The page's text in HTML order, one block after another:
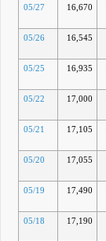
05/27 16,670
05/26
16,545
05/25
16,935
05/22
17,000
05/21
17,105
05/20
17,055
05/19
17,490
05/18
17,190